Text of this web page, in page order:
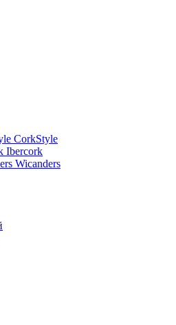
CorkStyle
Ibercork
Wicanders